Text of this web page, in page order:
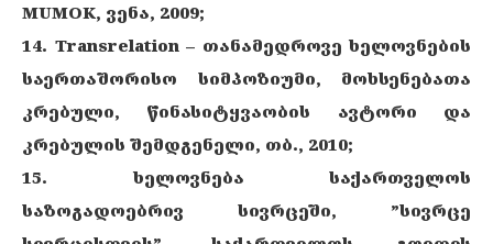
MUMOK, ვენა, 2009;
14. Transrelation – თანამედროვე ხელოვნების
საერთაშორისო სიმპოზიუმი, მოხსენებათა
კრებული, წინასიტყვაობის ავტორი და
კრებულის შემდგენელი, თბ., 2010;
15. ხელოვნება საქართველოს
საზოგადოებრივ სივრცეში, ”სივრცე